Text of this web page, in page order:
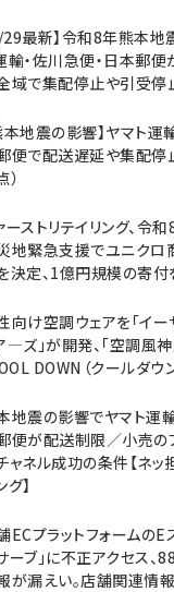
29最新】令和8年熊本地
輸・佐川急便・日本郵
域で集配停止や引受停
本地震の影響】ヤマト運
便で配送遅延や集配停
）
ーストリテイリング、令
地緊急支援でユニクロ
決定、1億円規模の寄付
向け空調ウェアを「イー
―ズ」が開発、「空調風
DOWN（クールダウン
地震の影響でヤマト運
便が配送制限／小売の
ャネル成功の条件【ネッ
グ】
ECプラットフォームのE
ーブ」に不正アクセス、
が漏えい。店舗関連情